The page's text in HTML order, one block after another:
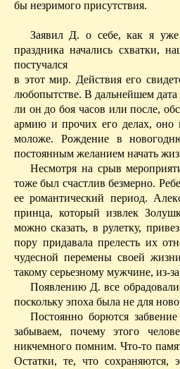
бы незримого присутствия.
Заявил Д. о себе, как я уже
праздника начались схватки,
постучался
в этот мир. Действия его
любопытстве. В дальнейшем
ли он до боя часов или после,
армию и прочих его делах, оно
моложе. Рождение в
постоянным желанием начать
Несмотря на срыв
тоже был счастлив безмерно.
ее романтический период.
принца, который извлек
можно сказать, в рулетку,
пору придавала прелесть их
чудесной перемены своей
такому серьезному мужчине, из-
Появлению Д. все
поскольку эпоха была не для
Постоянно борются
забываем, почему этого
никчемного помним. Что-то
Остатки, те, что